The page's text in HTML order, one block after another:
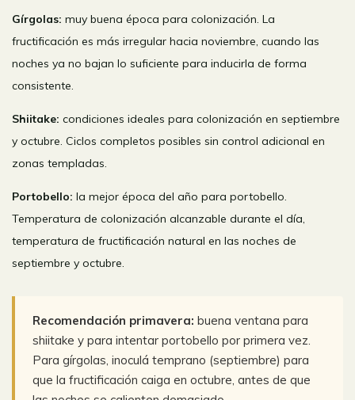
Gírgolas: muy buena época para colonización. La
fructificación es más irregular hacia noviembre, cuando las
noches ya no bajan lo suficiente para inducirla de forma
consistente.
Shiitake: condiciones ideales para colonización en septiembre
y octubre. Ciclos completos posibles sin control adicional en
zonas templadas.
Portobello: la mejor época del año para portobello.
Temperatura de colonización alcanzable durante el día,
temperatura de fructificación natural en las noches de
septiembre y octubre.
Recomendación primavera: buena ventana para
shiitake y para intentar portobello por primera vez.
Para gírgolas, inoculá temprano (septiembre) para
que la fructificación caiga en octubre, antes de que